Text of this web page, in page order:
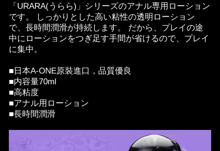
「URARA(うらら)」シリーズのアナル専用ローション
です。 しっかりとした高い粘性の透明ローション
で、長時間潤滑が持続します。 だから、プレイの途
中にローションをつぎ足す手間が省けるので、プレイ
に集中。
■日本A-ONE原裝進口，品質優良
■内容量70ml
■高粘度
■アナル用ローション
■長時間潤滑